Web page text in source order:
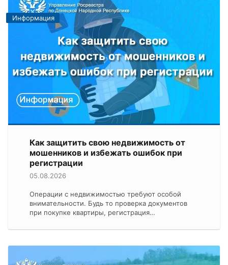
Информация
Как защитить свою недвижимость от
мошенников и избежать ошибок при
регистрации
05.08.2026
Операции с недвижимостью требуют особой
внимательности. Будь то проверка документов
при покупке квартиры, регистрация…